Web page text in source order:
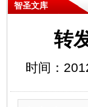
智圣文库
转
时间：